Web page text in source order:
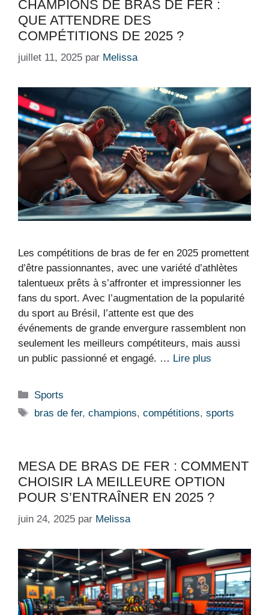
CHAMPIONS DE BRAS DE FER :
QUE ATTENDRE DES
COMPÉTITIONS DE 2025 ?
juillet 11, 2025 par Melissa
Les compétitions de bras de fer en 2025 promettent
d’être passionnantes, avec une variété d’athlètes
talentueux prêts à s’affronter et impressionner les
fans du sport. Avec l’augmentation de la popularité
du sport au Brésil, l’attente est que des
événements de grande envergure rassemblent non
seulement les meilleurs compétiteurs, mais aussi
un public passionné et engagé. … Lire plus
Catégories
Sports
Étiquettes
bras de fer,champions,compétitions,sports
MESA DE BRAS DE FER : COMMENT
CHOISIR LA MEILLEURE OPTION
POUR S’ENTRAÎNER EN 2025 ?
juin 24, 2025 par Melissa